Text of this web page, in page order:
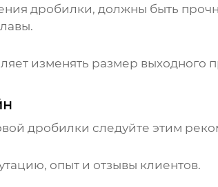
дробилки, должны быть
изменять размер
дробилки следуйте этим
опыт и отзывы клиентов.